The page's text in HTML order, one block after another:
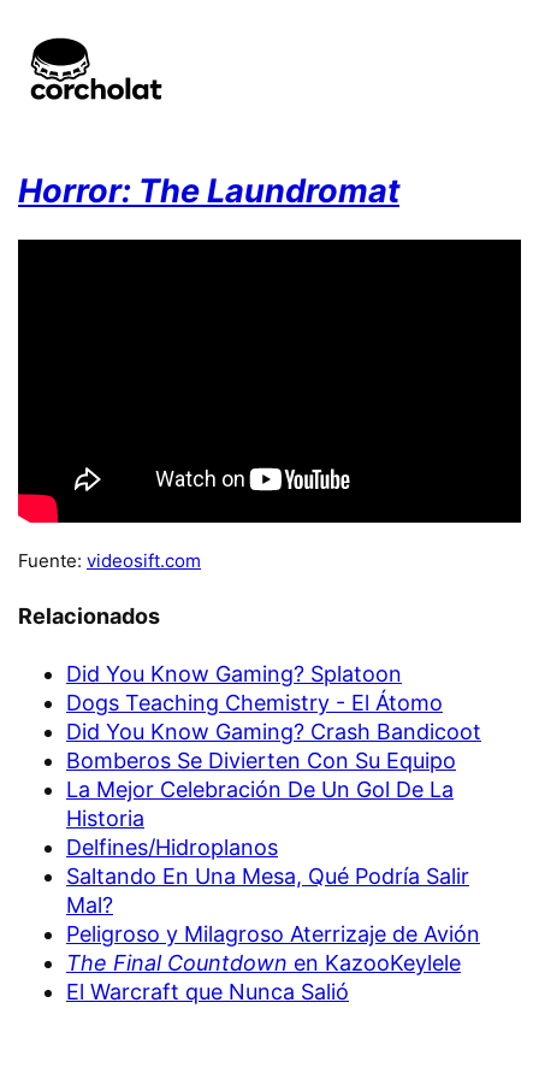
Horror: The Laundromat
Fuente: videosift.com
Relacionados
Did You Know Gaming? Splatoon
Dogs Teaching Chemistry - El Átomo
Did You Know Gaming? Crash Bandicoot
Bomberos Se Divierten Con Su Equipo
La Mejor Celebración De Un Gol De La
Historia
Delfines/Hidroplanos
Saltando En Una Mesa, Qué Podría Salir
Mal?
Peligroso y Milagroso Aterrizaje de Avión
The Final Countdown en KazooKeylele
El Warcraft que Nunca Salió